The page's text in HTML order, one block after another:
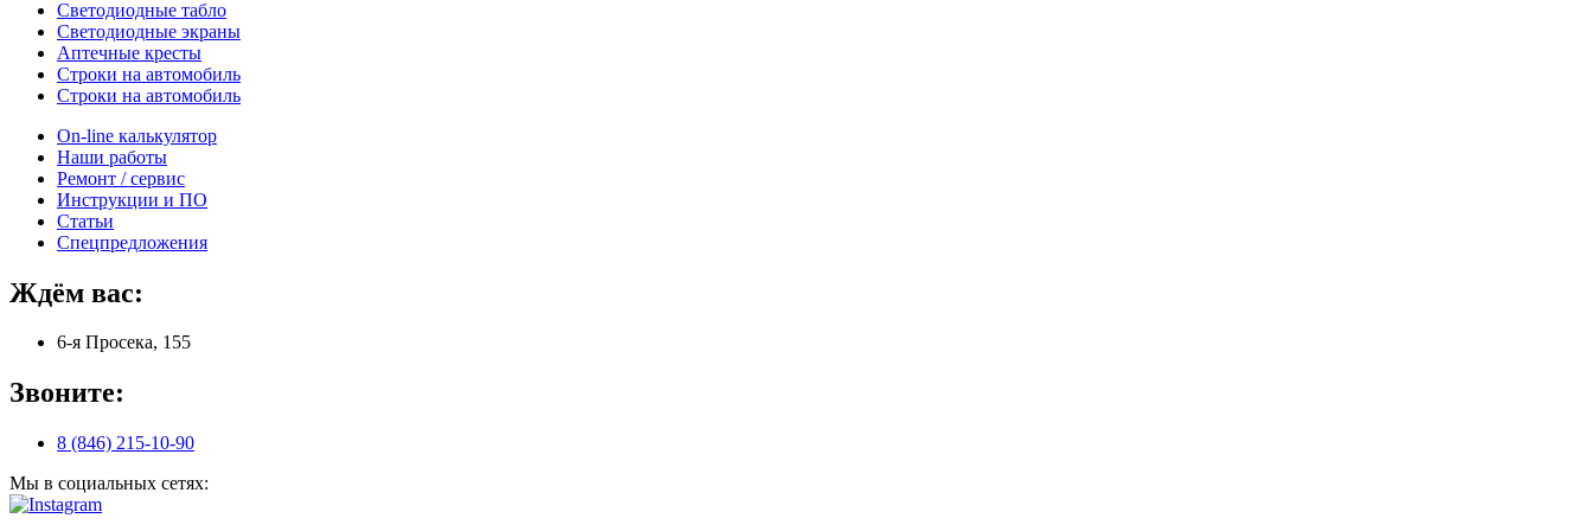
Светодиодные табло
Светодиодные экраны
Аптечные кресты
Строки на автомобиль
Строки на автомобиль
On-line калькулятор
Наши работы
Ремонт / сервис
Инструкции и ПО
Статьи
Спецпредложения
Ждём вас:
6-я Просека, 155
Звоните:
8 (846) 215-10-90
Мы в социальных сетях: